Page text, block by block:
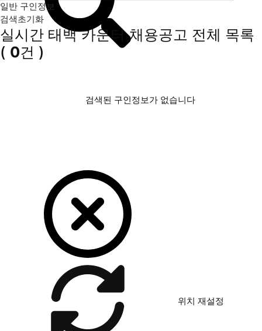
일반 구인정보
검색초기화
실시간 태백 카운터 채용공고 전체 목록
( 0건 )
검색된 구인정보가 없습니다
위치 재설정